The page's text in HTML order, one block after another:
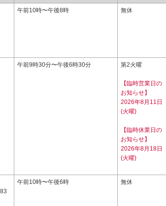
午前10時〜午後8時 無休
午前9時30分〜午後6時30分 第2火曜
【臨時営業日の
お知らせ】
2026年8月11日
(火曜)
【臨時休業日の
お知らせ】
2026年8月18日
(火曜)
午前10時〜午後6時 無休